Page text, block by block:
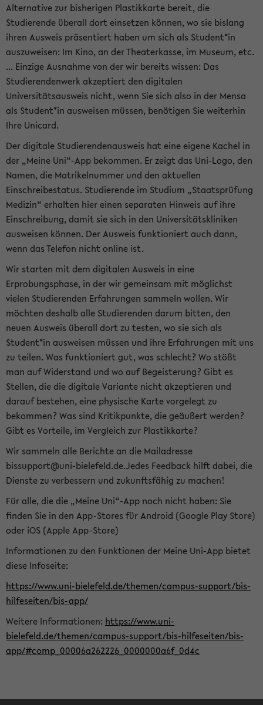
Alternative zur bisherigen Plastikkarte bereit, die
Studierende überall dort einsetzen können, wo sie bislang
ihren Ausweis präsentiert haben um sich als Student*in
auszuweisen: Im Kino, an der Theaterkasse, im Museum, etc.
... Einzige Ausnahme von der wir bereits wissen: Das
Studierendenwerk akzeptiert den digitalen
Universitätsausweis nicht, wenn Sie sich also in der Mensa
als Student*in ausweisen müssen, benötigen Sie weiterhin
Ihre Unicard.
Der digitale Studierendenausweis hat eine eigene Kachel in
der „Meine Uni“-App bekommen. Er zeigt das Uni-Logo, den
Namen, die Matrikelnummer und den aktuellen
Einschreibestatus. Studierende im Studium „Staatsprüfung
Medizin“ erhalten hier einen separaten Hinweis auf ihre
Einschreibung, damit sie sich in den Universitätskliniken
ausweisen können. Der Ausweis funktioniert auch dann,
wenn das Telefon nicht online ist.
Wir starten mit dem digitalen Ausweis in eine
Erprobungsphase, in der wir gemeinsam mit möglichst
vielen Studierenden Erfahrungen sammeln wollen. Wir
möchten deshalb alle Studierenden darum bitten, den
neuen Ausweis überall dort zu testen, wo sie sich als
Student*in ausweisen müssen und ihre Erfahrungen mit uns
zu teilen. Was funktioniert gut, was schlecht? Wo stößt
man auf Widerstand und wo auf Begeisterung? Gibt es
Stellen, die die digitale Variante nicht akzeptieren und
darauf bestehen, eine physische Karte vorgelegt zu
bekommen? Was sind Kritikpunkte, die geäußert werden?
Gibt es Vorteile, im Vergleich zur Plastikkarte?
Wir sammeln alle Berichte an die Mailadresse
bissupport@uni-bielefeld.de.Jedes Feedback hilft dabei, die
Dienste zu verbessern und zukunftsfähig zu machen!
Für alle, die die „Meine Uni“-App noch nicht haben: Sie
finden Sie in den App-Stores für Android (Google Play Store)
oder iOS (Apple App-Store)
Informationen zu den Funktionen der Meine Uni-App bietet
diese Infoseite:
https://www.uni-bielefeld.de/themen/campus-support/bis-
hilfeseiten/bis-app/
Weitere Informationen: https://www.uni-
bielefeld.de/themen/campus-support/bis-hilfeseiten/bis-
app/#comp_00006a262226_0000000a6f_0d4c